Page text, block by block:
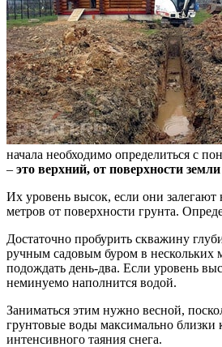
начала необходимо определиться с
– это верхний, от поверхности
Их уровень высок, если они залегают
метров от поверхности грунта.
Достаточно пробурить скважину
ручным садовым буром в нескольких
подождать день-два. Если уровень
неминуемо наполнится водой.
Заниматься этим нужно весной,
грунтовые воды максимально близки
интенсивного таяния снега.